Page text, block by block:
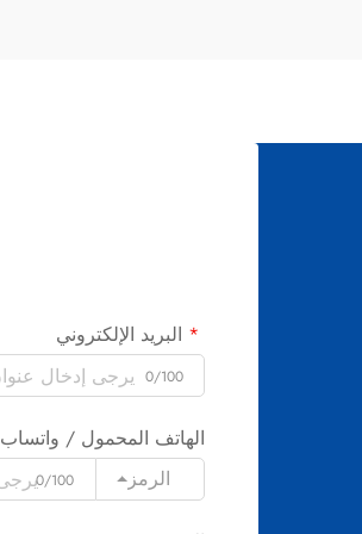
البريد الإلكتروني
0/100
الهاتف المحمول / واتساب
الرمز
0/100